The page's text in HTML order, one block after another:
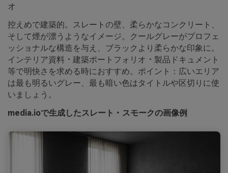
オ
控えめで建築的。スレートの壁、柔らかなコンクリート、
そして煙が漂うようなイメージ。クールグレーがプロフェ
ッショナルな構造を与え、ブラックより柔らかな印象に。
インテリア資料・建築ポートフォリオ・製品ドキュメント
等で明快さを求める時におすすめ。ポイント：広いエリア
は最も明るいグレー、最も暗い色はタイトルや区切りに使
いましょう。
media.ioで生成したスレート・スモークの画像例